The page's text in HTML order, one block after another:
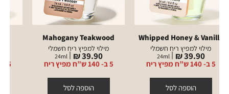
Whipped Honey & Vanilla
מילוי למפיץ ריח חשמלי
מחיר
מוצר
39.90 ₪
24ml
5 ב- 140 ש”ח מפיץ ריח
הוספה לסל
Mahogany Teakwood
מילוי למפיץ ריח חשמלי
מחיר
מוצר
39.90 ₪
24ml
5 ב- 140 ש”ח מפיץ ריח
הוספה לסל
5 ב- 140 ש”ח מפיץ ריח